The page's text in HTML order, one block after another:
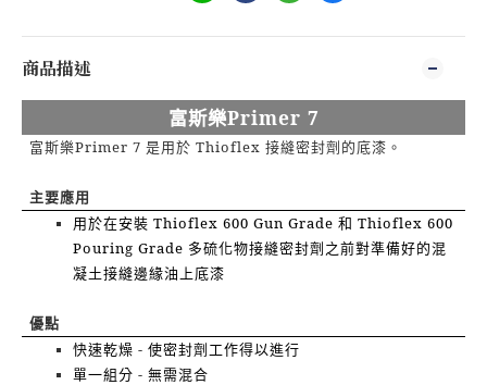
商品描述
富斯樂Primer 7
富斯樂Primer 7是用於 Thioflex接縫密封劑的底漆。
主要應用
用於在安裝 Thioflex 600 Gun Grade和 Thioflex 600
Pouring Grade 多硫化物接縫密封劑之前對準備好的混
凝土接縫邊緣油上底漆
優點
快速乾燥 -使密封劑工作得以進行
單一組分 -無需混合